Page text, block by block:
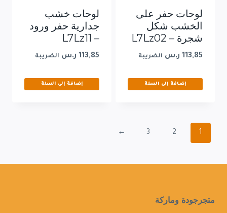
لوحات حفر على
الخشب شكل
شجرة – L7Lz02
113,85 ر.س الضريبة
إضافة إلى السلة
لوحات خشب
جدارية حفر ورود
– L7Lz11
113,85 ر.س الضريبة
إضافة إلى السلة
1
2
3
←
متجرجودة وماركة